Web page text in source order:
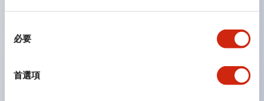
必要
首選項
顏色。
可清楚辨識正方平頭形指示燈的亮燈/熄燈狀態，以及點
符合 ISO 3864-4 安全色規範：在危險或緊急狀況下，